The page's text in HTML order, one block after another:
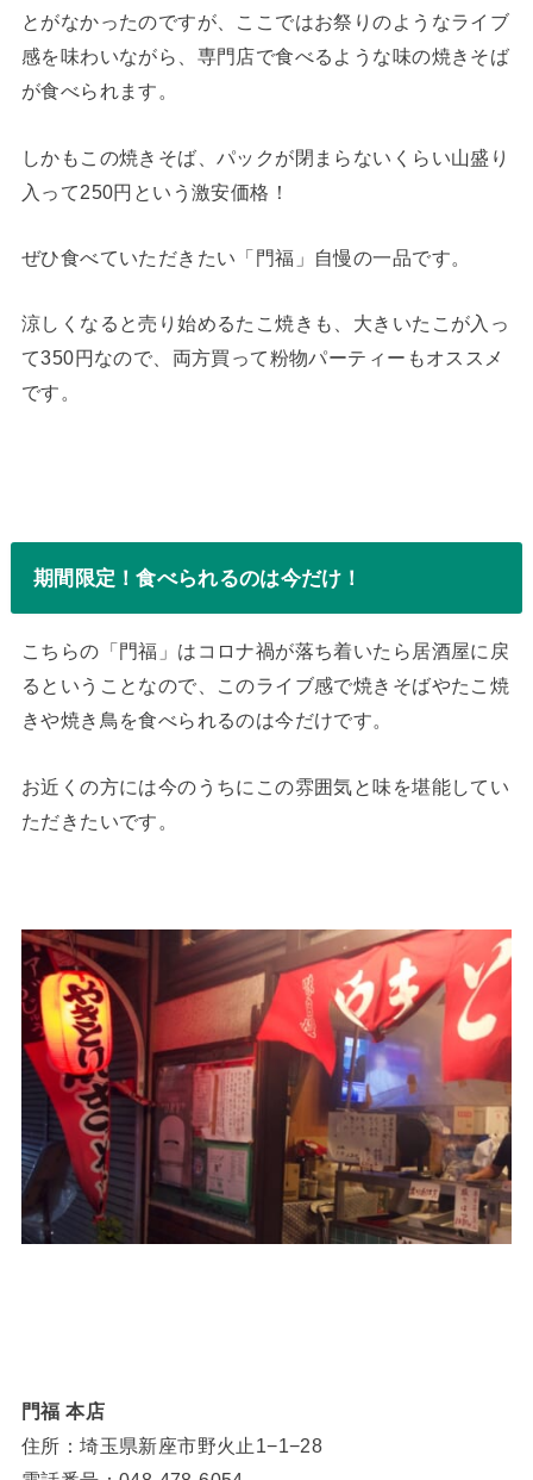
とがなかったのですが、ここではお祭りのようなライブ
感を味わいながら、専門店で食べるような味の焼きそば
が食べられます。
しかもこの焼きそば、パックが閉まらないくらい山盛り
入って250円という激安価格！
ぜひ食べていただきたい「門福」自慢の一品です。
涼しくなると売り始めるたこ焼きも、大きいたこが入っ
て350円なので、両方買って粉物パーティーもオススメ
です。
期間限定！食べられるのは今だけ！
こちらの「門福」はコロナ禍が落ち着いたら居酒屋に戻
るということなので、このライブ感で焼きそばやたこ焼
きや焼き鳥を食べられるのは今だけです。
お近くの方には今のうちにこの雰囲気と味を堪能してい
ただきたいです。
門福 本店
住所：埼玉県新座市野火止1−1−28